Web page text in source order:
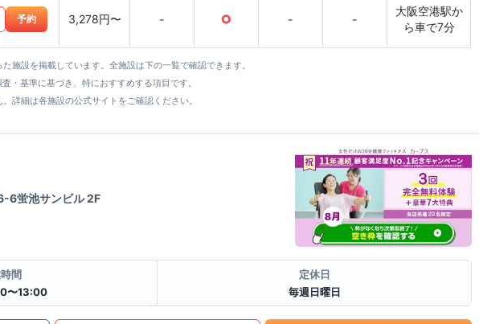
予約 3,278円〜 - ○ - -
大阪空港駅か
ら車で7分
施設を掲載しています。全施設は下の一覧で確認できます。
・基準に基づき、特におすすめする項目です。
詳細は各施設の公式サイトをご確認ください。
6蛍池サンビル 2F
間
〜13:00
定休日
毎週日曜日